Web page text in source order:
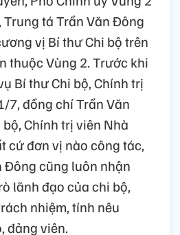
tá Trần Văn Đông
vị Bí thư Chi bộ trên
thuộc Vùng 2. Trước khi
Bí thư Chi bộ, Chính trị
7, đồng chí Trần Văn
Chính trị viên Nhà
cứ đơn vị nào công tác,
Đông cũng luôn nhận
lãnh đạo của chi bộ,
nhiệm, tính nêu
đảng viên.